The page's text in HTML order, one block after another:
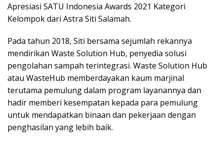
Apresiasi SATU Indonesia Awards 2021 Kategori
Kelompok dari Astra Siti Salamah.
Pada tahun 2018, Siti bersama sejumlah rekannya
mendirikan Waste Solution Hub, penyedia solusi
pengolahan sampah terintegrasi. Waste Solution Hub
atau WasteHub memberdayakan kaum marjinal
terutama pemulung dalam program layanannya dan
hadir memberi kesempatan kepada para pemulung
untuk mendapatkan binaan dan pekerjaan dengan
penghasilan yang lebih baik.